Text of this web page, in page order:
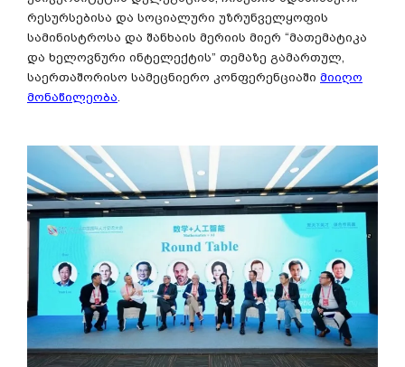
რესურსებისა და სოციალური უზრუნველყოფის
სამინისტროსა და შანხაის მერიის მიერ “მათემატიკა
და ხელოვნური ინტელექტის” თემაზე გამართულ,
საერთაშორისო სამეცნიერო კონფერენციაში მიიღო
მონაწილეობა.